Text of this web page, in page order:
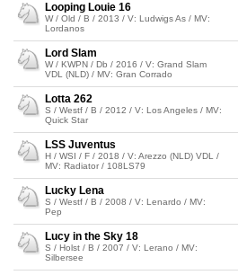
Looping Louie 16
W / Old / B / 2013 / V: Ludwigs As / MV:
Lordanos
Lord Slam
W / KWPN / Db / 2016 / V: Grand Slam
VDL (NLD) / MV: Gran Corrado
Lotta 262
S / Westf / B / 2012 / V: Los Angeles / MV:
Quick Star
LSS Juventus
H / WSI / F / 2018 / V: Arezzo (NLD) VDL /
MV: Radiator / 108LS79
Lucky Lena
S / Westf / B / 2008 / V: Lenardo / MV:
Pep
Lucy in the Sky 18
S / Holst / B / 2007 / V: Lerano / MV:
Silbersee